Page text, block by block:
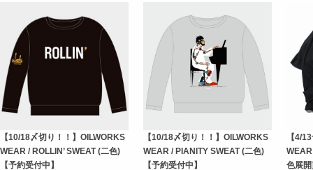
【10/18〆切り！！】OILWORKS
WEAR / ROLLIN’ SWEAT (二色)
【予約受付中】
【10/18〆切り！！】OILWORKS
WEAR / PIANITY SWEAT (二色)
【予約受付中】
【4/
色展